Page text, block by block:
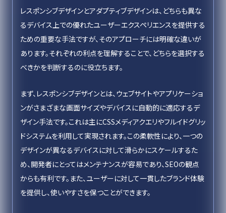
レスポンシブデザインとアダプティブデザインは、どちらも異な
るデバイス上での優れたユーザーエクスペリエンスを提供する
ための重要な手法ですが、そのアプローチには明確な違いが
あります。それぞれの利点を理解することで、どちらを選択する
べきかを判断するのに役立ちます。
まず、レスポンシブデザインとは、ウェブサイトやアプリケーショ
ンがさまざまな画面サイズやデバイスに自動的に適応するデ
ザイン手法です。これは主にCSSメディアクエリやフルイドグリッ
ドシステムを利用して実現されます。この柔軟性により、一つの
デザインが異なるデバイスに対して滑らかにスケールするた
め、開発者にとってはメンテナンスが容易であり、SEOの観点
からも有利です。また、ユーザーに対して一貫したブランド体験
を提供し、使いやすさを保つことができます。